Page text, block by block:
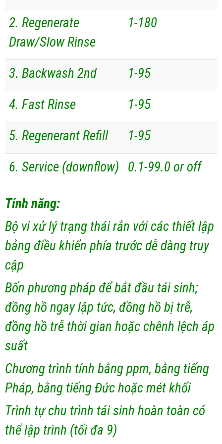
2. Regenerate
Draw/Slow Rinse
1-180
3. Backwash 2nd
1-95
4. Fast Rinse
1-95
5. Regenerant Refill
1-95
6. Service (downflow)
0.1-99.0 or off
Tính năng:
Bộ vi xử lý trạng thái rắn với các thiết lập
bảng điều khiển phía trước dễ dàng truy
cập
Bốn phương pháp để bắt đầu tái sinh;
đồng hồ ngay lập tức, đồng hồ bị trễ,
đồng hồ trễ thời gian hoặc chênh lệch áp
suất
Chương trình tính bằng ppm, bằng tiếng
Pháp, bằng tiếng Đức hoặc mét khối
Trình tự chu trình tái sinh hoàn toàn có
thể lập trình (tối đa 9)